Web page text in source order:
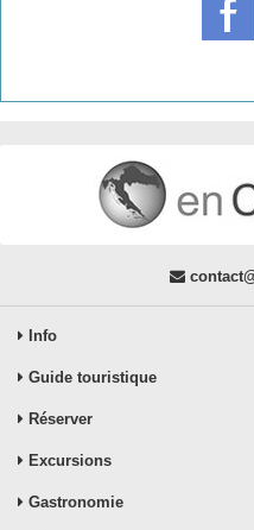
Info
Guide touristique
Réserver
Excursions
Gastronomie